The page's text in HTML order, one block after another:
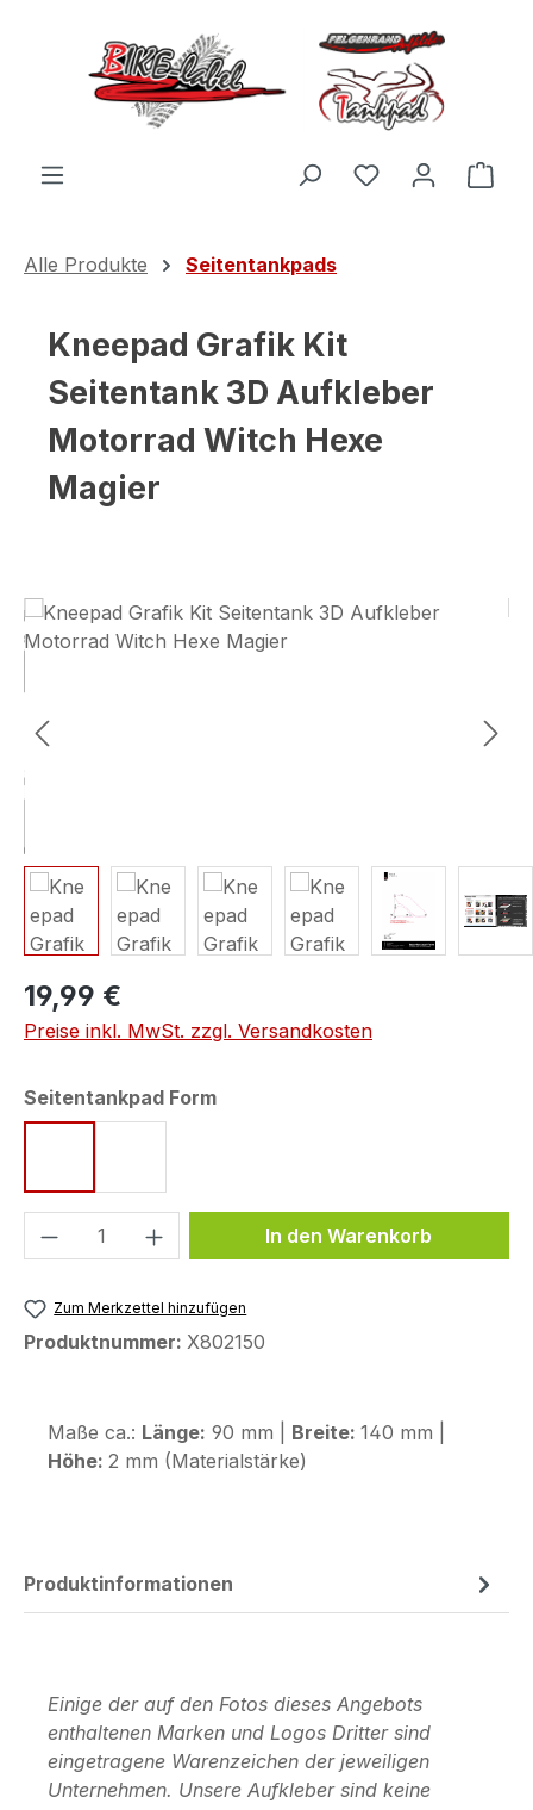
Zum Hauptinhalt springen
Du hast 0
Alle Produkte Seitentankpads
Kneepad Grafik Kit
Seitentank 3D Aufkleber
Motorrad Witch Hexe
Magier
Bildergalerie überspringen
19,99 €
Preise inkl. MwSt. zzgl. Versandkosten
Seitentankpad Formauswählen
Produkt Anzahl: Gib denIn den Warenkorb
Zum Merkzettel hinzufügen
Produktnummer: X802150
Maße ca.: Länge: 90 mm | Breite: 140 mm |
Höhe: 2 mm (Materialstärke)
Produktinformationen
Einige der auf den Fotos dieses Angebots
enthaltenen Marken und Logos Dritter sind
eingetragene Warenzeichen der jeweiligen
Unternehmen. Unsere Aufkleber sind keine